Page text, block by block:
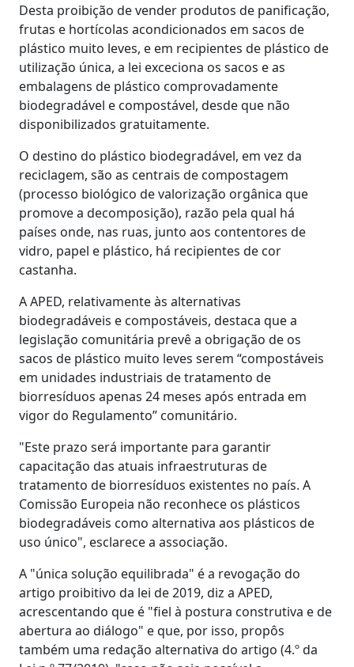
Desta proibição de vender produtos de panificação,
frutas e hortícolas acondicionados em sacos de
plástico muito leves, e em recipientes de plástico de
utilização única, a lei exceciona os sacos e as
embalagens de plástico comprovadamente
biodegradável e compostável, desde que não
disponibilizados gratuitamente.
O destino do plástico biodegradável, em vez da
reciclagem, são as centrais de compostagem
(processo biológico de valorização orgânica que
promove a decomposição), razão pela qual há
países onde, nas ruas, junto aos contentores de
vidro, papel e plástico, há recipientes de cor
castanha.
A APED, relativamente às alternativas
biodegradáveis e compostáveis, destaca que a
legislação comunitária prevê a obrigação de os
sacos de plástico muito leves serem “compostáveis
em unidades industriais de tratamento de
biorresíduos apenas 24 meses após entrada em
vigor do Regulamento” comunitário.
"Este prazo será importante para garantir
capacitação das atuais infraestruturas de
tratamento de biorresíduos existentes no país. A
Comissão Europeia não reconhece os plásticos
biodegradáveis como alternativa aos plásticos de
uso único", esclarece a associação.
A "única solução equilibrada" é a revogação do
artigo proibitivo da lei de 2019, diz a APED,
acrescentando que é "fiel à postura construtiva e de
abertura ao diálogo" e que, por isso, propôs
também uma redação alternativa do artigo (4.º da